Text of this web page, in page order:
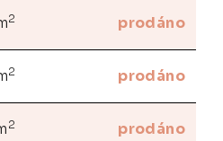
2 prodáno
2 prodáno
2 prodáno